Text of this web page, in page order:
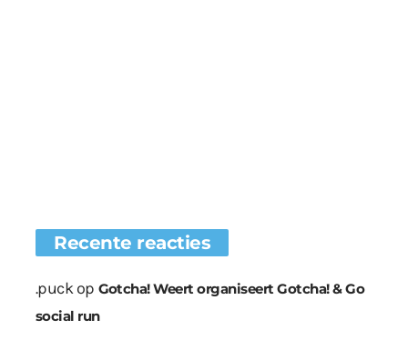
Recente reacties
.puckop Gotcha! Weert organiseert Gotcha! & Go
social run